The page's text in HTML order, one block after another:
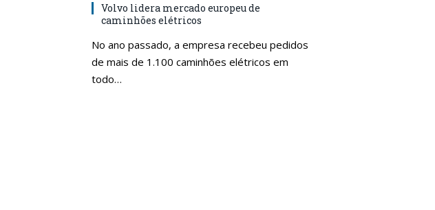
Volvo lidera mercado europeu de
caminhões elétricos
No ano passado, a empresa recebeu pedidos
de mais de 1.100 caminhões elétricos em
todo…